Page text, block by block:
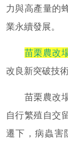
力與高產量的
業永續發展。
苗栗農改
改良新突破技術
苗栗農改場
自行繁殖自交
遷下，病蟲害